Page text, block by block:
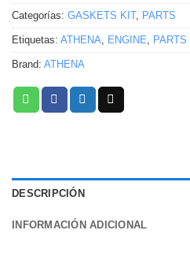
Categorías: GASKETS KIT, PARTS
Etiquetas: ATHENA, ENGINE, PARTS
Brand: ATHENA
DESCRIPCIÓN
INFORMACIÓN ADICIONAL